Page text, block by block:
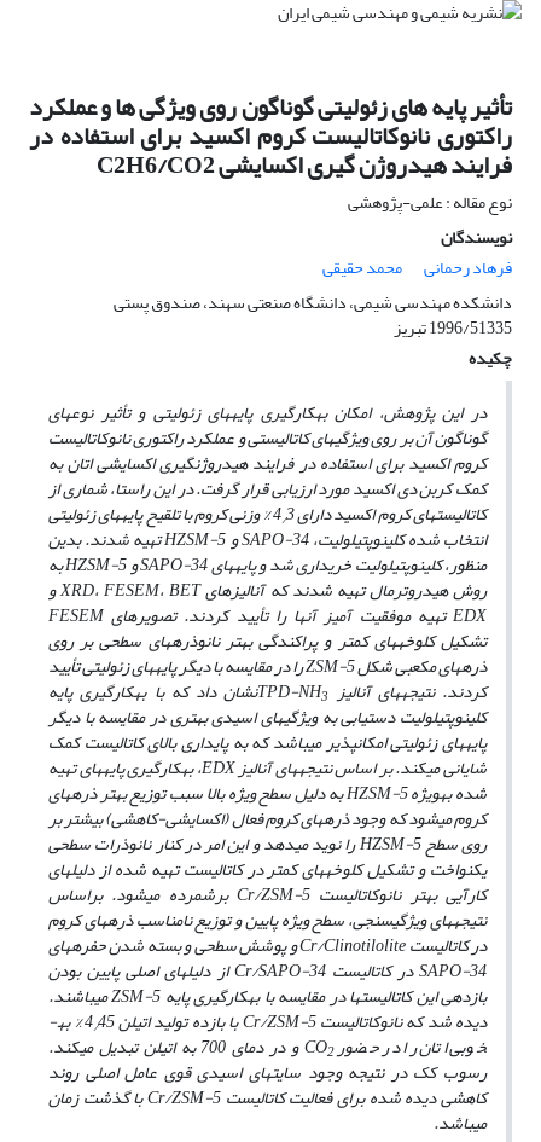
تأثیر پایه های زئولیتی گوناگون روی ویژگی ها و عملکرد
راکتوری نانوکاتالیست کروم اکسید برای استفاده در
فرایند هیدروژن گیری اکسایشی C2H6/CO2
نوع مقاله : علمی-پژوهشی
نویسندگان
فرهاد رحمانی
محمد حقیقی
دانشکده مهندسی شیمی، دانشگاه صنعتی سهند، صندوق پستی
1996/51335 تبریز
چکیده
در این پژوهش، امکان به­کارگیری پایه­های زئولیتی و تأثیر نوع­های
گوناگون آن بر روی ویژگی­های کاتالیستی و عملکرد راکتوری نانوکاتالیست
کروم اکسید برای استفاده در فرایند هیدروژن­گیری اکسایشی اتان به
کمک کربن دی اکسید مورد ارزیابی قرار گرفت. در این راستا، شماری از
کاتالیست­های کروم اکسید دارای 4 / 3 % وزنی کروم با تلقیح پایه­های زئولیتی
انتخاب شده کلینوپتیلولیت، SAPO-34 و HZSM-5 تهیه شدند. بدین
منظور، کلینوپتیلولیت خریداری شد و پایه­های SAPO-34 و HZSM-5 به
روش هیدروترمال تهیه شدند که آنالیزهای XRD، FESEM، BET و
EDX تهیه موفقیت آمیز آن­ها را تأیید کردند. تصویرهای FESEM
تشکیل کلوخه­های کم­تر و پراکندگی بهتر نانوذره­های سطحی بر روی
ذره­های مکعبی شکل ZSM-5 را در مقایسه با دیگر پایه­های زئولیتی تأیید
کردند. نتیجه­های آنالیز TPD-NH 3 نشان داد که با به­کارگیری پایه
کلینوپتیلولیت دستیابی به ویژگی­های اسیدی بهتری در مقایسه با دیگر
پایه­های زئولیتی امکان­پذیر می­باشد که به پایداری بالای کاتالیست کمک
شایانی می­کند. بر اساس نتیجه­های آنالیز EDX، به­کارگیری پایه­های تهیه
شده به­ویژه HZSM-5 به دلیل سطح ویژه بالا سبب توزیع بهتر ذره­های
کروم می­شود که وجود ذره­های کروم فعال (اکسایشی-کاهشی) بیش­تر بر
روی سطح HZSM-5 را نوید می­دهد و این امر در کنار نانوذرات سطحی
یکنواخت و تشکیل کلوخه­های کم­تر در کاتالیست تهیه شده از دلیل­های
کارآیی به­تر نانوکاتالیست Cr/ZSM-5 برشمرده می­شود. براساس
نتیجه­های ویژگی­سنجی، سطح ویژه پایین و توزیع نامناسب ذره­های کروم
در کاتالیست Cr/Clinotilolite و پوشش سطحی و بسته شدن حفره­های
SAPO-34 در کاتالیست Cr/SAPO-34 از دلیل­های اصلی پایین بودن
بازدهی این کاتالیست­ها در مقایسه با به­کارگیری پایه ZSM-5 می­باشند.
دیده شد که نانوکاتالیست Cr/ZSM-5 با بازده تولید اتیلن 4 /45 % به­
خوبی اتان را در حضور CO2 و در دمای 700 به اتیلن تبدیل می­کند.
رسوب کک در نتیجه وجود سایت­های اسیدی قوی عامل اصلی روند
کاهشی دیده شده برای فعالیت کاتالیست Cr/ZSM-5 با گذشت زمان
می­باشد.